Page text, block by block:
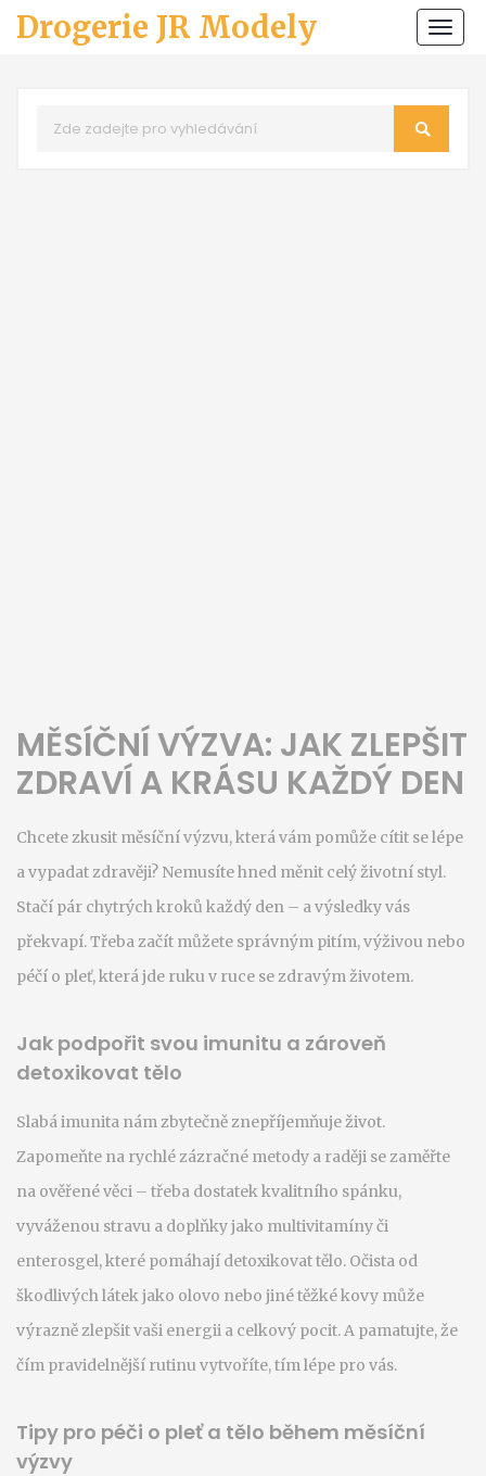
Drogerie JR Modely
MĚSÍČNÍ VÝZVA: JAK ZLEPŠIT
ZDRAVÍ A KRÁSU KAŽDÝ DEN
Chcete zkusit měsíční výzvu, která vám pomůže cítit se lépe
a vypadat zdravěji? Nemusíte hned měnit celý životní styl.
Stačí pár chytrých kroků každý den – a výsledky vás
překvapí. Třeba začít můžete správným pitím, výživou nebo
péčí o pleť, která jde ruku v ruce se zdravým životem.
Jak podpořit svou imunitu a zároveň
detoxikovat tělo
Slabá imunita nám zbytečně znepříjemňuje život.
Zapomeňte na rychlé zázračné metody a raději se zaměřte
na ověřené věci – třeba dostatek kvalitního spánku,
vyváženou stravu a doplňky jako multivitamíny či
enterosgel, které pomáhají detoxikovat tělo. Očista od
škodlivých látek jako olovo nebo jiné těžké kovy může
výrazně zlepšit vaši energii a celkový pocit. A pamatujte, že
čím pravidelnější rutinu vytvoříte, tím lépe pro vás.
Tipy pro péči o pleť a tělo během měsíční
výzvy